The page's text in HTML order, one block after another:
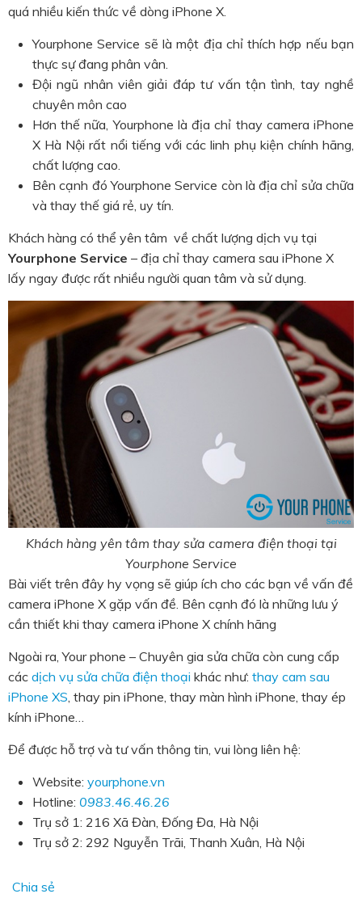
quá nhiều kiến thức về dòng iPhone X.
Yourphone Service sẽ là một địa chỉ thích hợp nếu bạn
thực sự đang phân vân.
Đội ngũ nhân viên giải đáp tư vấn tận tình, tay nghề
chuyên môn cao
Hơn thế nữa, Yourphone là địa chỉ thay camera iPhone
X Hà Nội rất nổi tiếng với các linh phụ kiện chính hãng,
chất lượng cao.
Bên cạnh đó Yourphone Service còn là địa chỉ sửa chữa
và thay thế giá rẻ, uy tín.
Khách hàng có thể yên tâm về chất lượng dịch vụ tại
Yourphone Service – địa chỉ thay camera sau iPhone X
lấy ngay được rất nhiều người quan tâm và sử dụng.
Khách hàng yên tâm thay sửa camera điện thoại tại
Yourphone Service
Bài viết trên đây hy vọng sẽ giúp ích cho các bạn về vấn đề
camera iPhone X gặp vấn đề. Bên cạnh đó là những lưu ý
cần thiết khi thay camera iPhone X chính hãng
Ngoài ra, Your phone – Chuyên gia sửa chữa còn cung cấp
các dịch vụ sửa chữa điện thoại khác như: thay cam sau
iPhone XS , thay pin iPhone, thay màn hình iPhone, thay ép
kính iPhone…
Để được hỗ trợ và tư vấn thông tin, vui lòng liên hệ:
Website: yourphone.vn
Hotline: 0983.46.46.26
Trụ sở 1: 216 Xã Đàn, Đống Đa, Hà Nội
Trụ sở 2: 292 Nguyễn Trãi, Thanh Xuân, Hà Nội
Chia sẻ